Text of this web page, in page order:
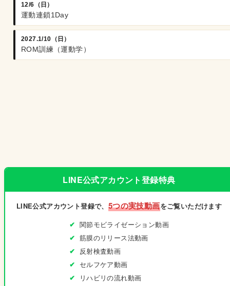
12/6（日）
運動連鎖1Day
2027.1/10（日）
ROM訓練（運動学）
LINE公式アカウント登録特典
LINE公式アカウント登録で、 5つの実技動画をご覧いただけます
関節モビライゼーション動画
筋膜のリリース法動画
反射検査動画
セルフケア動画
リハビリの流れ動画